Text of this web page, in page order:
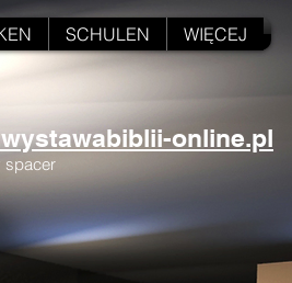
online.pl
spacer
SCHULEN WIĘCEJ